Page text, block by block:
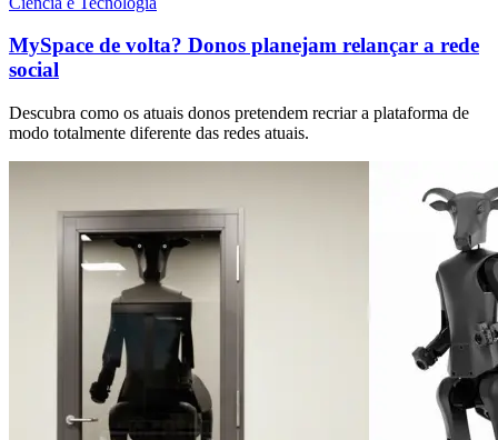
MySpace de volta? Donos planejam relançar a rede
social
Descubra como os atuais donos pretendem recriar a plataforma de
modo totalmente diferente das redes atuais.